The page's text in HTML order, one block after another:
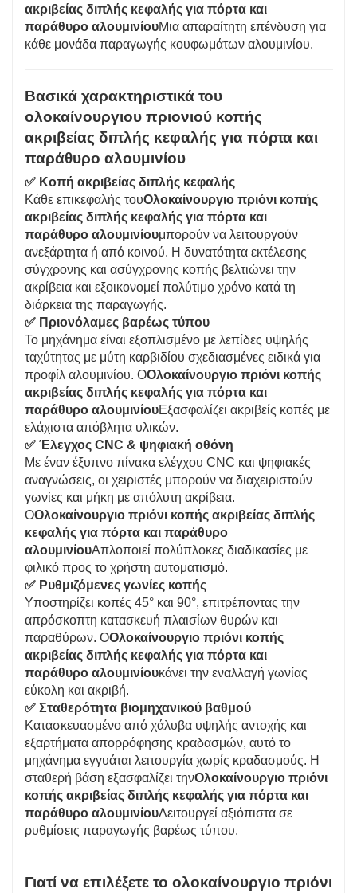
ακριβείας διπλής κεφαλής για πόρτα και
παράθυρο αλουμινίουΜια απαραίτητη επένδυση για
κάθε μονάδα παραγωγής κουφωμάτων αλουμινίου.
Βασικά χαρακτηριστικά του
ολοκαίνουργιου πριονιού κοπής
ακριβείας διπλής κεφαλής για πόρτα και
παράθυρο αλουμινίου
✅ Κοπή ακριβείας διπλής κεφαλής
Κάθε επικεφαλής τουΟλοκαίνουργιο πριόνι κοπής
ακριβείας διπλής κεφαλής για πόρτα και
παράθυρο αλουμινίουμπορούν να λειτουργούν
ανεξάρτητα ή από κοινού. Η δυνατότητα εκτέλεσης
σύγχρονης και ασύγχρονης κοπής βελτιώνει την
ακρίβεια και εξοικονομεί πολύτιμο χρόνο κατά τη
διάρκεια της παραγωγής.
✅ Πριονόλαμες βαρέως τύπου
Το μηχάνημα είναι εξοπλισμένο με λεπίδες υψηλής
ταχύτητας με μύτη καρβιδίου σχεδιασμένες ειδικά για
προφίλ αλουμινίου. ΟΟλοκαίνουργιο πριόνι κοπής
ακριβείας διπλής κεφαλής για πόρτα και
παράθυρο αλουμινίουΕξασφαλίζει ακριβείς κοπές με
ελάχιστα απόβλητα υλικών.
✅ Έλεγχος CNC & ψηφιακή οθόνη
Με έναν έξυπνο πίνακα ελέγχου CNC και ψηφιακές
αναγνώσεις, οι χειριστές μπορούν να διαχειριστούν
γωνίες και μήκη με απόλυτη ακρίβεια.
ΟΟλοκαίνουργιο πριόνι κοπής ακριβείας διπλής
κεφαλής για πόρτα και παράθυρο
αλουμινίουΑπλοποιεί πολύπλοκες διαδικασίες με
φιλικό προς το χρήστη αυτοματισμό.
✅ Ρυθμιζόμενες γωνίες κοπής
Υποστηρίζει κοπές 45° και 90°, επιτρέποντας την
απρόσκοπτη κατασκευή πλαισίων θυρών και
παραθύρων. ΟΟλοκαίνουργιο πριόνι κοπής
ακριβείας διπλής κεφαλής για πόρτα και
παράθυρο αλουμινίουκάνει την εναλλαγή γωνίας
εύκολη και ακριβή.
✅ Σταθερότητα βιομηχανικού βαθμού
Κατασκευασμένο από χάλυβα υψηλής αντοχής και
εξαρτήματα απορρόφησης κραδασμών, αυτό το
μηχάνημα εγγυάται λειτουργία χωρίς κραδασμούς. Η
σταθερή βάση εξασφαλίζει τηνΟλοκαίνουργιο πριόνι
κοπής ακριβείας διπλής κεφαλής για πόρτα και
παράθυρο αλουμινίουΛειτουργεί αξιόπιστα σε
ρυθμίσεις παραγωγής βαρέως τύπου.
Γιατί να επιλέξετε το ολοκαίνουργιο πριόνι